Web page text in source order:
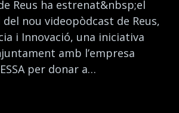
Reus ha estrenat&nbsp;el
nou videopòdcast de Reus,
i Innovació, una iniciativa
amb l’empresa
per donar a…